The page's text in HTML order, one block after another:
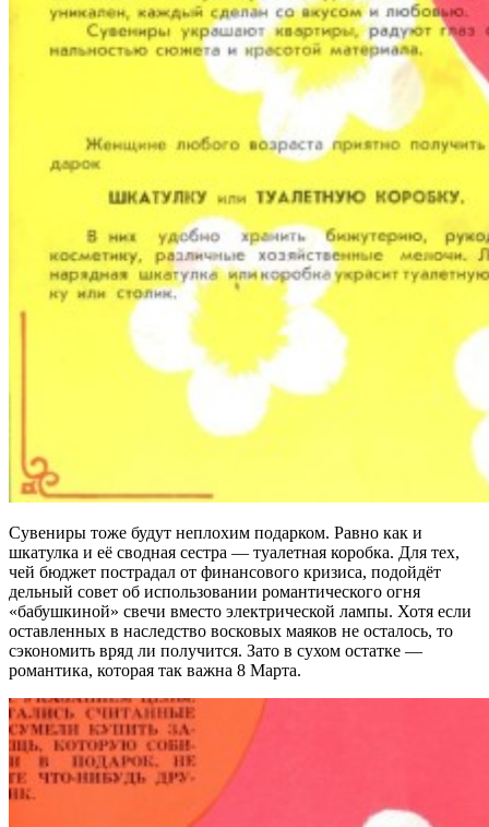
Сувениры тоже будут неплохим подарком. Равно как и
шкатулка и её сводная сестра — туалетная коробка. Для тех,
чей бюджет пострадал от финансового кризиса, подойдёт
дельный совет об использовании романтического огня
«бабушкиной» свечи вместо электрической лампы. Хотя если
оставленных в наследство восковых маяков не осталось, то
сэкономить вряд ли получится. Зато в сухом остатке —
романтика, которая так важна 8 Марта.